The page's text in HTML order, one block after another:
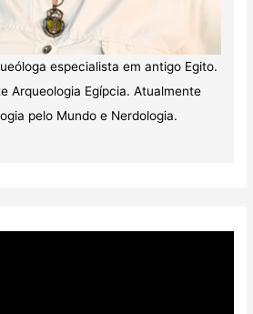
especialista em antigo Egito.
Arqueologia Egípcia. Atualmente
pelo Mundo e Nerdologia.